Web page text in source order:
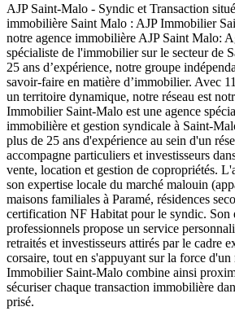
AJP Saint-Malo - Syndic et Transaction
immobilière Saint Malo : AJP Immobilier
notre agence immobilière AJP Saint Malo:
spécialiste de l'immobilier sur le secteur de
25 ans d’expérience, notre groupe
savoir-faire en matière d’immobilier. Avec
un territoire dynamique, notre réseau est
Immobilier Saint-Malo est une agence
immobilière et gestion syndicale à Saint-
plus de 25 ans d'expérience au sein d'un
accompagne particuliers et investisseurs
vente, location et gestion de copropriétés.
son expertise locale du marché malouin
maisons familiales à Paramé, résidences
certification NF Habitat pour le syndic. Son
professionnels propose un service
retraités et investisseurs attirés par le cadre
corsaire, tout en s'appuyant sur la force d'un
Immobilier Saint-Malo combine ainsi
sécuriser chaque transaction immobilière
prisé.